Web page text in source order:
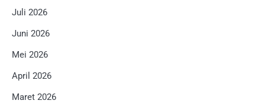
Juli 2026
Juni 2026
Mei 2026
April 2026
Maret 2026